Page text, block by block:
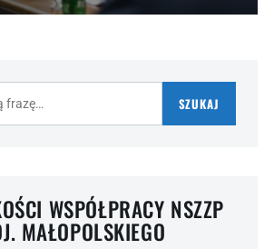
SZUKAJ
WSPÓŁPRACY NSZZP
MAŁOPOLSKIEGO